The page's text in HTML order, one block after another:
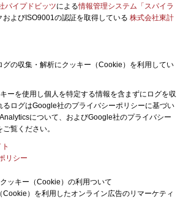
パイプドビッツによる情報管理システム「スパイラ
およびISO9001の認証を取得している 株式会社東計
グの収集・解析にクッキー（Cookie）を利用してい
ーを使用し個人を特定する情報を含まずにログを収
るログはGoogle社のプライバシーポリシーに基づい
について、およびGoogle社のプライバシー
覧ください。
リシー
ッキー（Cookie）の利用ついて
Cookie）を利用したオンライン広告のリマーケティ